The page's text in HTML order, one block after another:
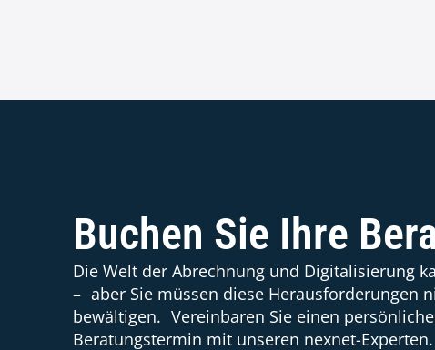
Buchen Sie Ihre
Die Welt der Abrechnung und Digitalisierung
– aber Sie müssen diese Herausforderungen
bewältigen. Vereinbaren Sie einen
Beratungstermin mit unseren nexnet-